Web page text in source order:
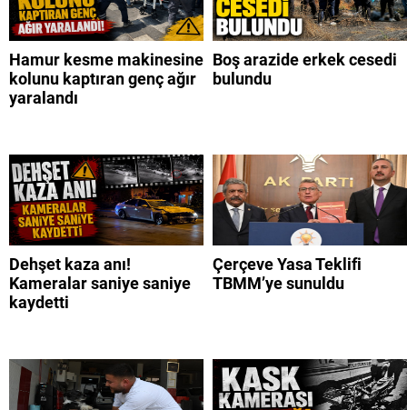
Hamur kesme makinesine
kolunu kaptıran genç ağır
yaralandı
Boş arazide erkek cesedi
bulundu
Dehşet kaza anı!
Kameralar saniye saniye
kaydetti
Çerçeve Yasa Teklifi
TBMM’ye sunuldu